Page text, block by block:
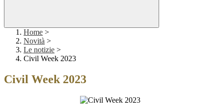
Home >
Novità >
Le notizie >
Civil Week 2023
Civil Week 2023